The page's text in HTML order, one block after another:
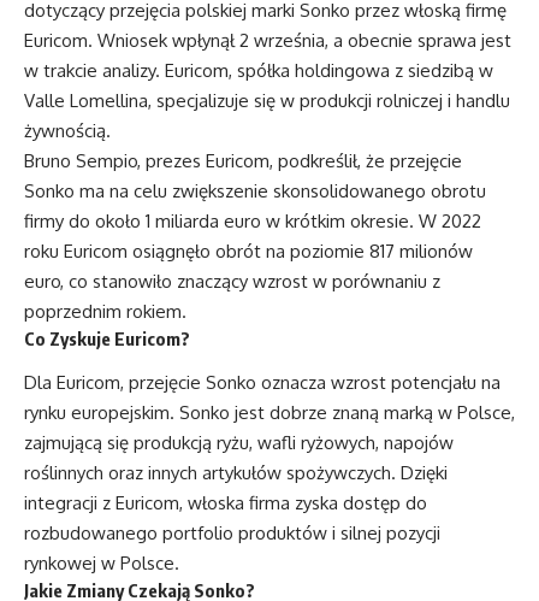
dotyczący przejęcia polskiej marki Sonko przez włoską firmę
Euricom. Wniosek wpłynął 2 września, a obecnie sprawa jest
w trakcie analizy. Euricom, spółka holdingowa z siedzibą w
Valle Lomellina, specjalizuje się w produkcji rolniczej i handlu
żywnością.
Bruno Sempio, prezes Euricom, podkreślił, że przejęcie
Sonko ma na celu zwiększenie skonsolidowanego obrotu
firmy do około 1 miliarda euro w krótkim okresie. W 2022
roku Euricom osiągnęło obrót na poziomie 817 milionów
euro, co stanowiło znaczący wzrost w porównaniu z
poprzednim rokiem.
Co Zyskuje Euricom?
Dla Euricom, przejęcie Sonko oznacza wzrost potencjału na
rynku europejskim. Sonko jest dobrze znaną marką w Polsce,
zajmującą się produkcją ryżu, wafli ryżowych, napojów
roślinnych oraz innych artykułów spożywczych. Dzięki
integracji z Euricom, włoska firma zyska dostęp do
rozbudowanego portfolio produktów i silnej pozycji
rynkowej w Polsce.
Jakie Zmiany Czekają Sonko?